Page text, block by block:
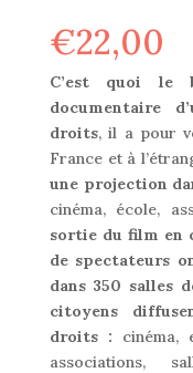
€22,00
C’est quoi le
documentaire
droits, il a pour
France et à
une projection
cinéma, école,
sortie du film en
de spectateurs
dans 350 salles
citoyens
droits : cinéma,
associations,